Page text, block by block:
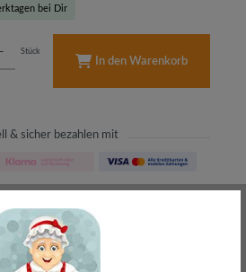
bei Dir
Stück
In den Warenkorb
& sicher bezahlen mit